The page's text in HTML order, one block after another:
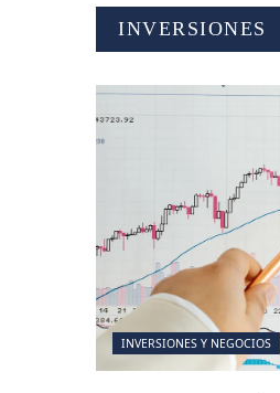
INVERSIONES
INVERSIONES Y NEGOCIOS